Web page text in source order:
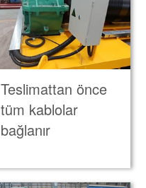
Teslimattan önce
tüm kablolar
bağlanır